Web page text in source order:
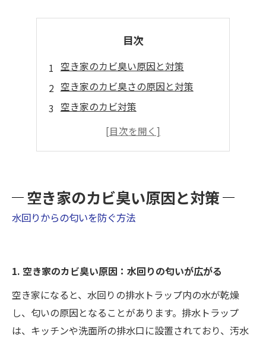
目次
空き家のカビ臭い原因と対策
空き家のカビ臭さの原因と対策
空き家のカビ対策
カビバスターズ福岡の提案
空き家のカビ臭い原因と対策
水回りからの匂いを防ぐ方法
1. 空き家のカビ臭い原因：水回りの匂いが広がる
空き家になると、水回りの排水トラップ内の水が乾燥
し、匂いの原因となることがあります。排水トラップ
は、キッチンや洗面所の排水口に設置されており、汚水